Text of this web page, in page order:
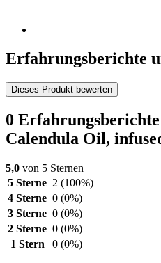
Erfahrungsberichte
Dieses Produkt bewerten
0
Calendula Oil,
5,0 von 5 Sternen
5 Sterne 2 (100%)
4 Sterne 0 (0%)
3 Sterne 0 (0%)
2 Sterne 0 (0%)
1 Stern
0 (0%)